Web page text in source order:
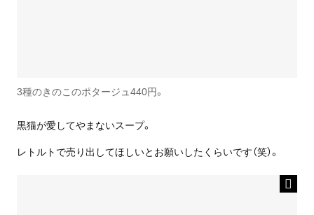
3種のきのこのポタージュ440円。
黒猫が愛してやまないスープ。
レトルトで売り出してほしいとお願いしたくらいです（笑）。